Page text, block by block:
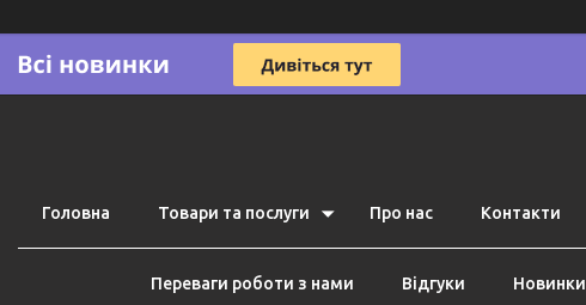
Головна Товари та послуги Про нас Контакти
Переваги роботи з нами Відгуки Новинки